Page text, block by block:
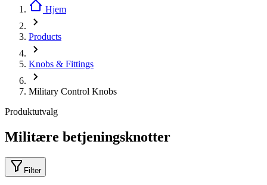
Hjem
Products
Knobs & Fittings
Military Control Knobs
Produktutvalg
Militære betjeningsknotter
Filter